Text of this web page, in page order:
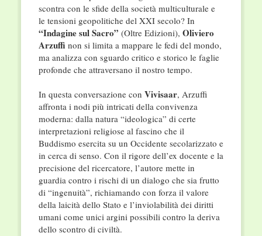
scontra con le sfide della società multiculturale e
le tensioni geopolitiche del XXI secolo? In
“Indagine sul Sacro” (Oltre Edizioni), Oliviero
Arzuffi non si limita a mappare le fedi del mondo,
ma analizza con sguardo critico e storico le faglie
profonde che attraversano il nostro tempo.
In questa conversazione con Vivisaar, Arzuffi
affronta i nodi più intricati della convivenza
moderna: dalla natura “ideologica” di certe
interpretazioni religiose al fascino che il
Buddismo esercita su un Occidente secolarizzato e
in cerca di senso. Con il rigore dell’ex docente e la
precisione del ricercatore, l’autore mette in
guardia contro i rischi di un dialogo che sia frutto
di “ingenuità”, richiamando con forza il valore
della laicità dello Stato e l’inviolabilità dei diritti
umani come unici argini possibili contro la deriva
dello scontro di civiltà.